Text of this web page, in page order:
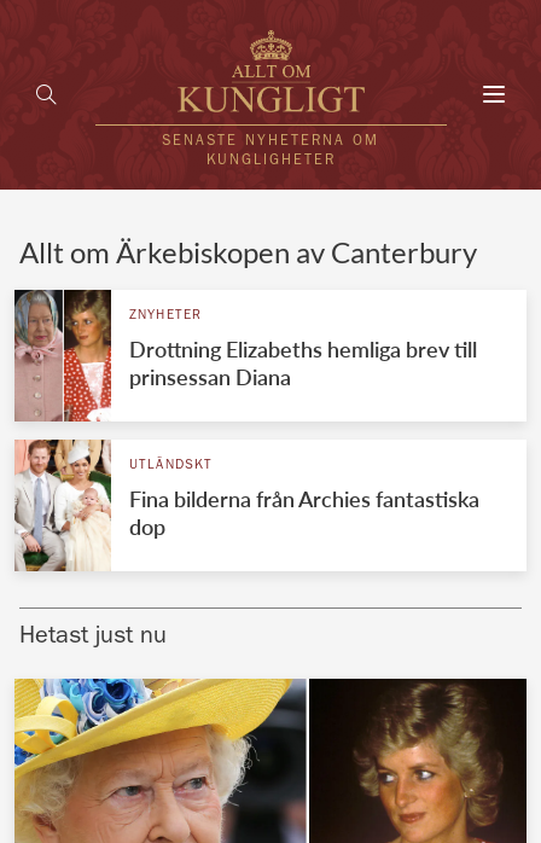
SENASTE NYHETERNA OM
KUNGLIGHETER
UTLÄNDSKT
VÄRLDENS KUNGAHUS
Svenska kungahuset
Nederländska kungahuset
Belgiska kungahuset
Jordanska kungahuset
Luxemburgska storhertighuset
Allt om Ärkebiskopen av Canterbury
ZNYHETER
Drottning Elizabeths hemliga brev till
prinsessan Diana
UTLÄNDSKT
Fina bilderna från Archies fantastiska
dop
Hetast just nu